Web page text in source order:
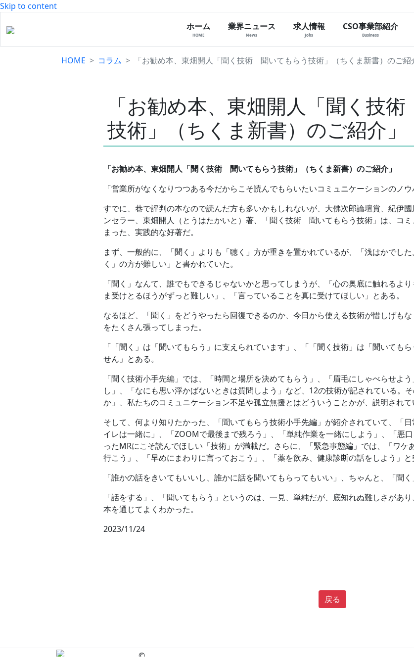
Skip to content
ホーム
HOME
業界ニュース
News
求人情報
Jobs
CSO事業部紹介
Business
HOME コラム 「お勧め本、東畑開人「聞く技術 聞いてもらう技術」（ちくま新書）のご紹
「お勧め本、東畑開人「聞く技
技術」（ちくま新書）のご紹介」
「お勧め本、東畑開人「聞く技術 聞いてもらう技術」（ちくま新書）のご紹介」
「営業所がなくなりつつある今だからこそ読んでもらいたいコミュニケーションのノウ
すでに、巷で評判の本なので読んだ方も多いかもしれないが、大佛次郎論壇賞、紀伊
ンセラー、東畑開人（とうはたかいと）著、「聞く技術 聞いてもらう技術」は、コ
まった、実践的な好著だ。
まず、一般的に、「聞く」よりも「聴く」方が重きを置かれているが、「浅はかでし
く」の方が難しい」と書かれていた。
「聞く」なんて、誰でもできるじゃないかと思ってしまうが、「心の奥底に触れるよ
ま受けとるほうがずっと難しい」、「言っていることを真に受けてほしい」とある。
なるほど、「聞く」をどうやったら回復できるのか、今日から使える技術が惜しげも
をたくさん張ってしまった。
「「聞く」は「聞いてもらう」に支えられています」、「「聞く技術」は「聞いても
せん」とある。
「聞く技術小手先編」では、「時間と場所を決めてもらう」、「眉毛にしゃべらせよ
し」、「なにも思い浮かばないときは質問しよう」など、12の技術が記されている。
か」、私たちのコミュニケーション不足や孤立無援とはどういうことかが、説明されて
そして、何より知りたかった、「聞いてもらう技術小手先編」が紹介されていて、「
イレは一緒に」、「ZOOMで最後まで残ろう」、「単純作業を一緒にしよう」、「悪
ったMRにこそ読んでほしい「技術」が満載だ。さらに、「緊急事態編」では、「ワケ
行こう」、「早めにまわりに言っておこう」、「薬を飲み、健康診断の話をしよう」と
「誰かの話をきいてもいいし、誰かに話を聞いてもらってもいい」、ちゃんと、「聞く
「話をする」、「聞いてもらう」というのは、一見、単純だが、底知れぬ難しさがあ
本を通じてよくわかった。
2023/11/24
戻る
©